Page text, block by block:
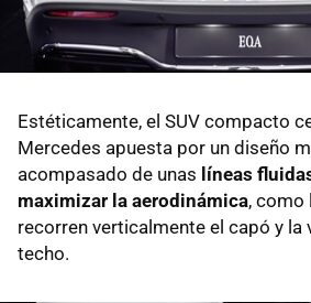
Estéticamente, el SUV compacto
Mercedes apuesta por un diseño
acompasado de unas líneas
maximizar la aerodinámica, como
recorren verticalmente el capó y la
techo.